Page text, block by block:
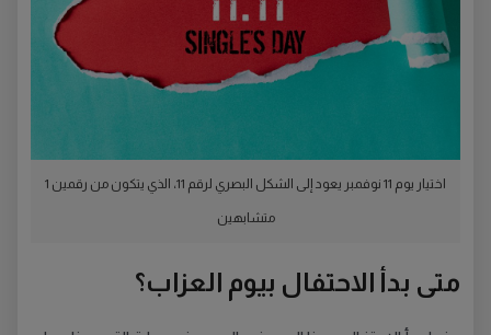
اختيار يوم 11 نوفمبر يعود إلى الشكل البصري لرقم 11، الذي يتكون من رقمين 1
متشابهين
متى بدأ الاحتفال بيوم العزاب؟